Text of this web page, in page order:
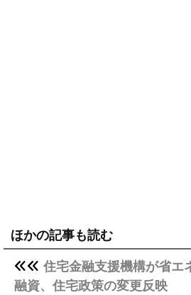
ほかの記事も読む
住宅金融支援機構が省エ
融資、住宅政策の変更反映